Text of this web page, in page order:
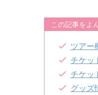
この記事をよ
ツアー
チケッ
チケッ
グッズ